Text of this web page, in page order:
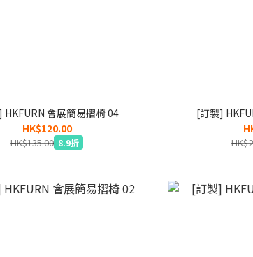
HKFURN 會展簡易摺椅 04
HK$120.00
HK$135.00 8.9折
[訂製]